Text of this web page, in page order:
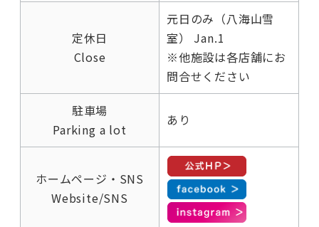
定休日
Close
元日のみ（八海山雪
室） Jan.1
※他施設は各店舗にお
問合せください
駐車場
Parking a lot
あり
ホームページ・SNS
Website/SNS